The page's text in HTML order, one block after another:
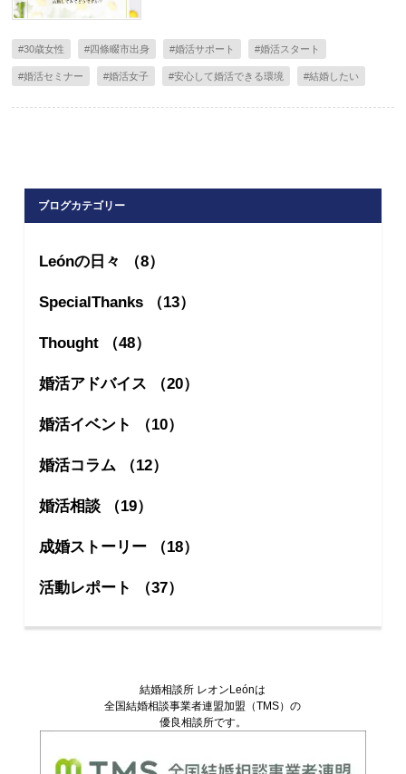
#30歳女性 #四條畷市出身 #婚活サポート #婚活スタート
#婚活セミナー #婚活女子 #安心して婚活できる環境 #結婚したい
ブログカテゴリー
Leónの日々 （8）
SpecialThanks （13）
Thought （48）
婚活アドバイス （20）
婚活イベント （10）
婚活コラム （12）
婚活相談 （19）
成婚ストーリー （18）
活動レポート （37）
結婚相談所 レオンLeónは
全国結婚相談事業者連盟加盟（TMS）の
優良相談所です。